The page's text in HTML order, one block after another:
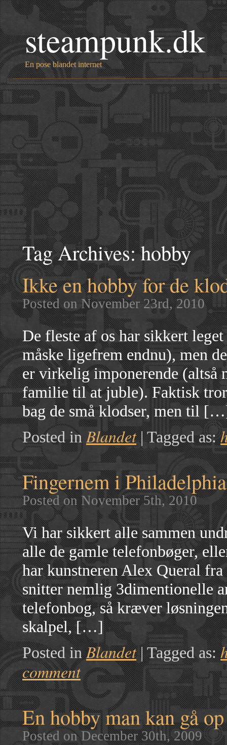
steampunk.dk
En pose blandet internet
Tag Archives:hobby
Ikke en hobby for de
Posted on November 23rd, 2010
De fleste af os har sikkert
måske ligefrem endnu), men
er virkelig imponerende (altså
familie til at juble). Faktisk
bag de små klodser, men til
Posted in Blandet | Tagged as:
Fingernem i Philadelphia
Posted on November 5th, 2010
Vi har sikkert alle sammen
alle de gamle telefonbøger,
har kunstneren Alex Queral
snitter nemlig 3dimentionelle
telefonbog, så kræver
skalpel, […]
Posted in Blandet | Tagged as:
comment
En hobby man kan gå
Posted on December 30th, 2009